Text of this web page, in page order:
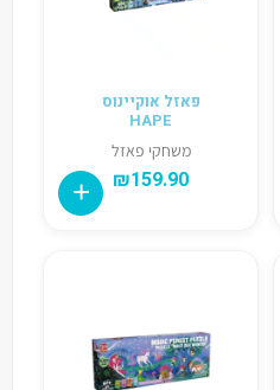
פאזל אוקיינוס
HAPE
משחקי פאזל
₪159.90